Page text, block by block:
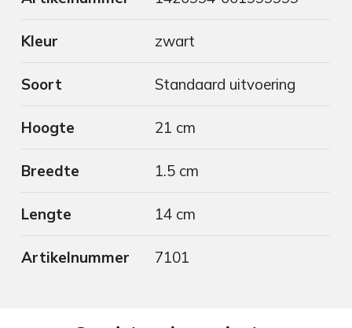
Kleur zwart
Soort Standaard uitvoering
Hoogte 21 cm
Breedte 1.5 cm
Lengte 14 cm
Artikelnummer 7101